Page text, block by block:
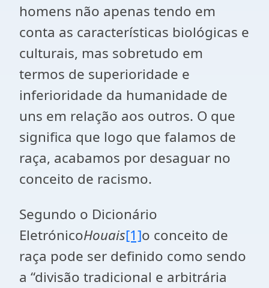
homens não apenas tendo em
conta as características biológicas e
culturais, mas sobretudo em
termos de superioridade e
inferioridade da humanidade de
uns em relação aos outros. O que
significa que logo que falamos de
raça, acabamos por desaguar no
conceito de racismo.
Segundo o Dicionário
EletrónicoHouais[1]o conceito de
raça pode ser definido como sendo
a “divisão tradicional e arbitrária